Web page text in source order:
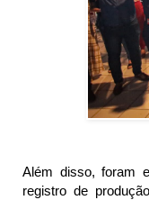
Além disso, foram
registro de